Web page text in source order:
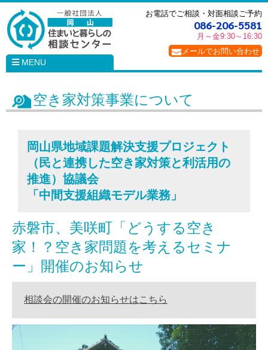
MENU
お電話でご相談・対面相談ご予約
086-206-5581
月～金9:30～16:30
メールでお問い合わせ
空き家対策事業について
岡山県地域課題解決支援プロジェクト
（民と連携した空き家対策と利活用の
推進）協議会
「中間支援組織モデル業務」
赤磐市、美咲町「どうする空き
家！？空き家問題を考えるセミナ
ー」開催のお知らせ
相談会の開催のお知らせはこちら